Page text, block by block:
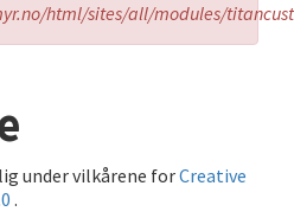
html/sites/all/modules/
under vilkårene forCreative
.